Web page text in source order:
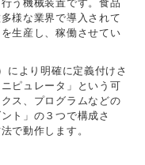
う機械装置です。食品
様な業界で導入されて
生産し、稼働させてい
により明確に定義付けさ
ピュレータ」という可
ス、プログラムなどの
ト」の３つで構成さ
で動作します。